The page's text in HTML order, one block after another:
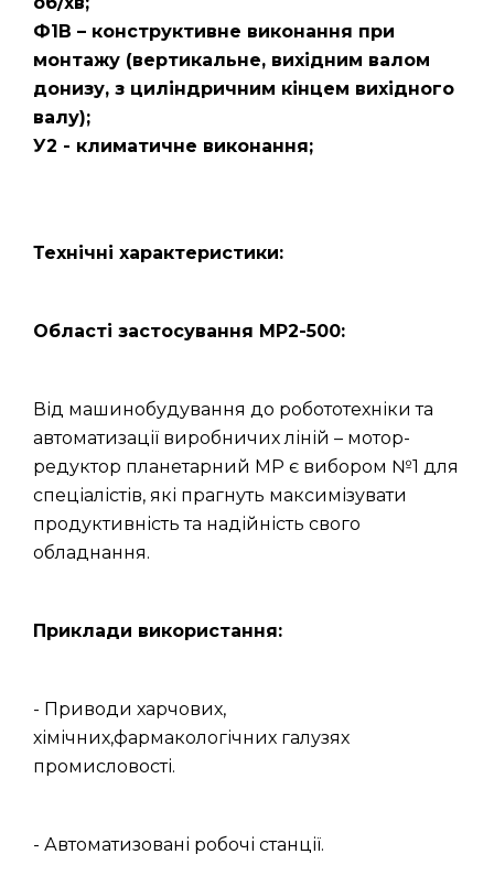
Ф1В – конструктивне виконання при
монтажу (вертикальне, вихідним валом
донизу, з циліндричним кінцем вихідного
валу);
У2 - климатичне виконання;
Технічні характеристики:
Області застосування МР2-500:
Від машинобудування до робототехніки та
автоматизації виробничих ліній – мотор-
редуктор планетарний МР є вибором №1 для
спеціалістів, які прагнуть максимізувати
продуктивність та надійність свого
обладнання.
Приклади використання:
- Приводи харчових,
хімічних,фармакологічних галузях
промисловості.
- Автоматизовані робочі станції.